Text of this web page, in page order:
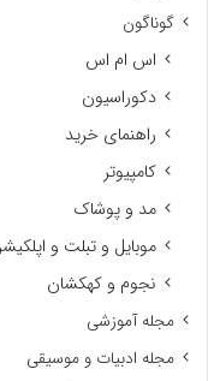
گوناگون
اس ام اس
دکوراسیون
راهنمای خرید
کامپیوتر
مد و پوشاک
موبایل و تبلت و
نجوم و کهکشان
مجله آموزشی
مجله ادبیات و موسیقی